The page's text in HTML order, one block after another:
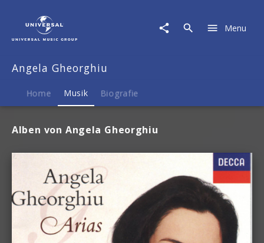
Gheorghiu
Musik
Menu
Angela Gheorghiu
Home Musik Biografie
Alben von Angela Gheorghiu